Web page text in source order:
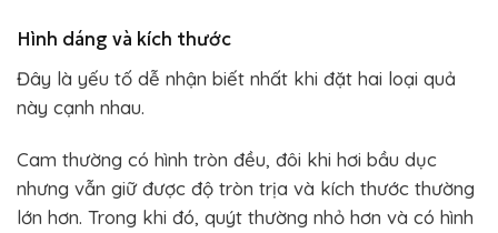
Hình dáng và kích thước
Đây là yếu tố dễ nhận biết nhất khi đặt hai loại quả
này cạnh nhau.
Cam thường có hình tròn đều, đôi khi hơi bầu dục
nhưng vẫn giữ được độ tròn trịa và kích thước thường
lớn hơn. Trong khi đó, quýt thường nhỏ hơn và có hình